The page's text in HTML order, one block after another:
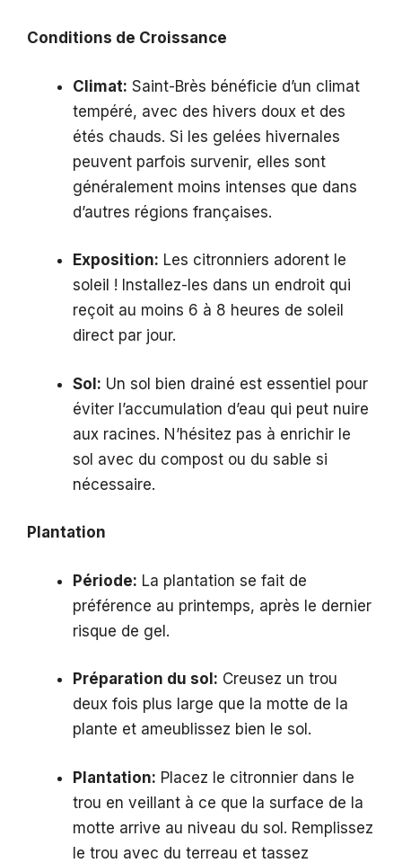
Conditions de Croissance
Climat: Saint-Brès bénéficie d’un climat
tempéré, avec des hivers doux et des
étés chauds. Si les gelées hivernales
peuvent parfois survenir, elles sont
généralement moins intenses que dans
d’autres régions françaises.
Exposition: Les citronniers adorent le
soleil ! Installez-les dans un endroit qui
reçoit au moins 6 à 8 heures de soleil
direct par jour.
Sol: Un sol bien drainé est essentiel pour
éviter l’accumulation d’eau qui peut nuire
aux racines. N’hésitez pas à enrichir le
sol avec du compost ou du sable si
nécessaire.
Plantation
Période: La plantation se fait de
préférence au printemps, après le dernier
risque de gel.
Préparation du sol: Creusez un trou
deux fois plus large que la motte de la
plante et ameublissez bien le sol.
Plantation: Placez le citronnier dans le
trou en veillant à ce que la surface de la
motte arrive au niveau du sol. Remplissez
le trou avec du terreau et tassez